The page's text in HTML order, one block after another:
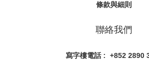
條款與細則
聯絡我們
寫字樓電話 : +852 2890